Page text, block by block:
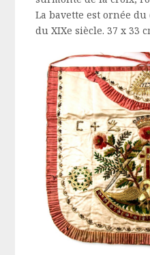
La bavette est ornée
du XIXe siècle. 37 x 33